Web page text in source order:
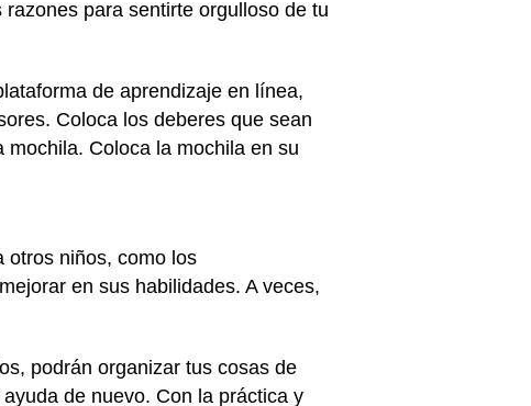
para sentirte orgulloso de tu
de aprendizaje en línea,
Coloca los deberes que sean
Coloca la mochila en su
otros niños, como los
en sus habilidades. A veces,
podrán organizar tus cosas de
de nuevo. Con la práctica y